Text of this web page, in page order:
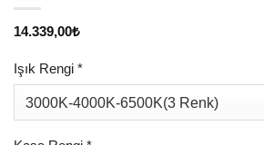
14.339,00₺
Işık Rengi *